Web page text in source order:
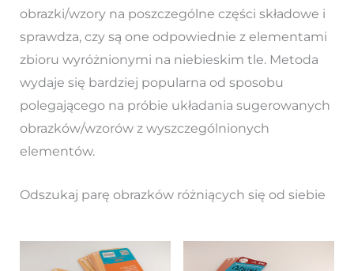
obrazki/wzory na poszczególne części składowe i
sprawdza, czy są one odpowiednie z elementami
zbioru wyróżnionymi na niebieskim tle. Metoda
wydaje się bardziej popularna od sposobu
polegającego na próbie układania sugerowanych
obrazków/wzorów z wyszczególnionych
elementów.
Odszukaj parę obrazków różniących się od siebie